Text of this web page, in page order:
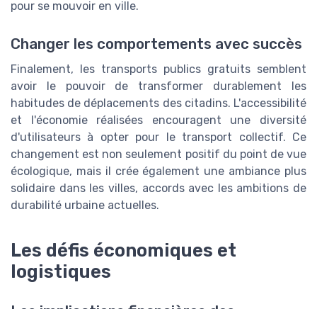
pour se mouvoir en ville.
Changer les comportements avec succès
Finalement, les transports publics gratuits semblent
avoir le pouvoir de transformer durablement les
habitudes de déplacements des citadins. L'accessibilité
et l'économie réalisées encouragent une diversité
d'utilisateurs à opter pour le transport collectif. Ce
changement est non seulement positif du point de vue
écologique, mais il crée également une ambiance plus
solidaire dans les villes, accords avec les ambitions de
durabilité urbaine actuelles.
Les défis économiques et
logistiques